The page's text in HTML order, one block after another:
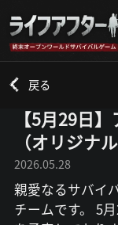
戻る
【5月29日
（オリジナ
2026.05.28
親愛なるサバイ
チームです。 5